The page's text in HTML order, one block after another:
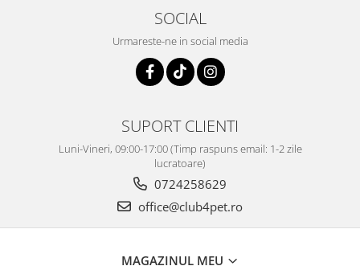
SOCIAL
Urmareste-ne in social media
SUPORT CLIENTI
Luni-Vineri, 09:00-17:00 (Timp raspuns email: 1-2 zile
lucratoare)
0724258629
office@club4pet.ro
MAGAZINUL MEU